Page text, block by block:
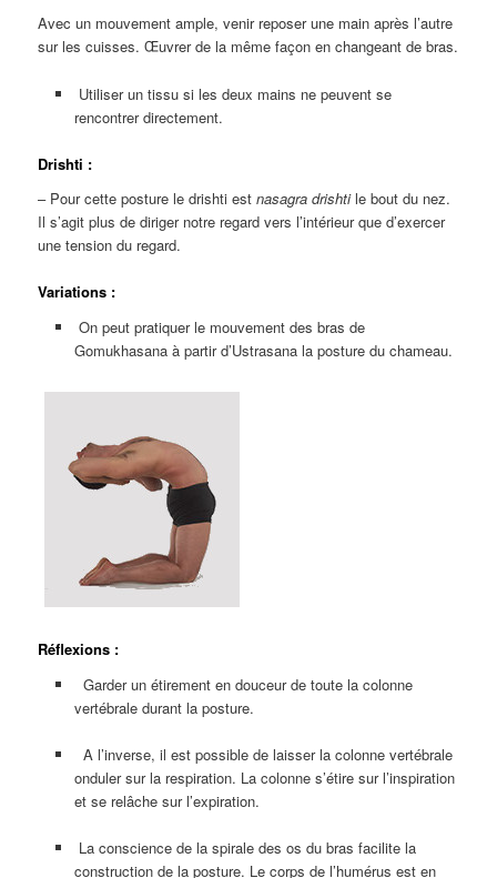
Avec un mouvement ample, venir reposer une main après l’autre
sur les cuisses. Œuvrer de la même façon en changeant de bras.
Utiliser un tissu si les deux mains ne peuvent se
rencontrer directement.
Drishti :
– Pour cette posture le drishti estnasagra drishtile bout du nez.
Il s’agit plus de diriger notre regard vers l’intérieur que d’exercer
une tension du regard.
Variations :
On peut pratiquer le mouvement des bras de
Gomukhasana à partir d’Ustrasana la posture du chameau.
Réflexions :
Garder un étirement en douceur de toute la colonne
vertébrale durant la posture.
A l’inverse, il est possible de laisser la colonne vertébrale
onduler sur la respiration. La colonne s’étire sur l’inspiration
et se relâche sur l’expiration.
La conscience de la spirale des os du bras facilite la
construction de la posture. Le corps de l’humérus est en